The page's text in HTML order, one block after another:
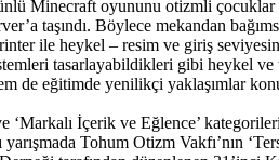
Minecraft oyununu otizmli
taşındı. Böylece mekandan
ile heykel – resim ve giriş
tasarlayabildikleri gibi heykel
de eğitimde yenilikçi yaklaşımlar
İçerik ve Eğlence’
Tohum Otizm Vakfı’nın